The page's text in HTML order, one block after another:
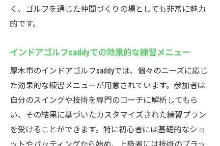
く、ゴルフを通じた仲間づくりの場としても非常に魅力
的です。
インドアゴルフcaddyでの効果的な練習メニュー
厚木市のインドアゴルフcaddyでは、個々のニーズに応じ
た効果的な練習メニューが用意されています。参加者は
自分のスイングや技術を専門のコーチに解析してもら
い、その結果に基づいたカスタマイズされた練習プラン
を受けることができます。特に初心者には基礎的なショ
ットやパッティングから始め、上級者には技術のブラッ